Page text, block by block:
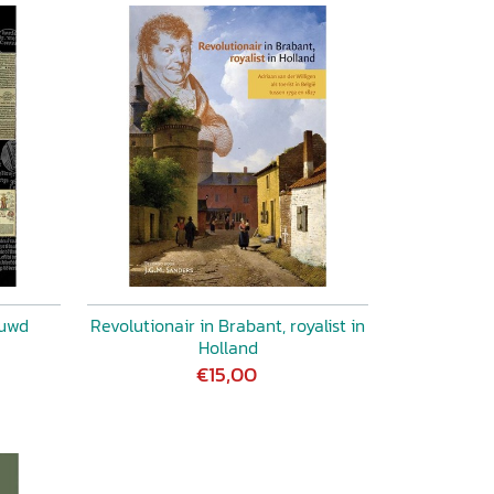
Revolutionair in Brabant, royalist in
Holland
€15,00